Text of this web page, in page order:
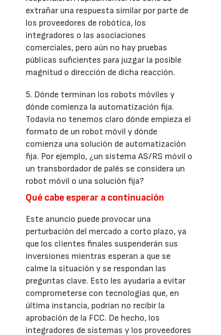
extrañar una respuesta similar por parte de
los proveedores de robótica, los
integradores o las asociaciones
comerciales, pero aún no hay pruebas
públicas suficientes para juzgar la posible
magnitud o dirección de dicha reacción.
5. Dónde terminan los robots móviles y
dónde comienza la automatización fija.
Todavía no tenemos claro dónde empieza el
formato de un robot móvil y dónde
comienza una solución de automatización
fija. Por ejemplo, ¿un sistema AS/RS móvil o
un transbordador de palés se considera un
robot móvil o una solución fija?
Qué cabe esperar a continuación
Este anuncio puede provocar una
perturbación del mercado a corto plazo, ya
que los clientes finales suspenderán sus
inversiones mientras esperan a que se
calme la situación y se respondan las
preguntas clave. Esto les ayudaría a evitar
comprometerse con tecnologías que, en
última instancia, podrían no recibir la
aprobación de la FCC. De hecho, los
integradores de sistemas y los proveedores